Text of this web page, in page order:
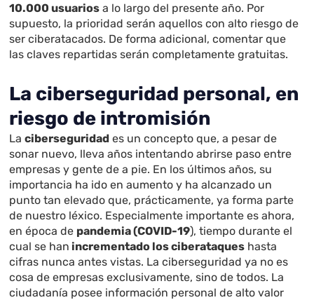
10.000 usuarios a lo largo del presente año. Por
supuesto, la prioridad serán aquellos con alto riesgo de
ser ciberatacados. De forma adicional, comentar que
las claves repartidas serán completamente gratuitas.
La ciberseguridad personal, en
riesgo de intromisión
Laciberseguridad es un concepto que, a pesar de
sonar nuevo, lleva años intentando abrirse paso entre
empresas y gente de a pie. En los últimos años, su
importancia ha ido en aumento y ha alcanzado un
punto tan elevado que, prácticamente, ya forma parte
de nuestro léxico. Especialmente importante es ahora,
en época de pandemia (COVID-19), tiempo durante el
cual se han incrementado los ciberataques hasta
cifras nunca antes vistas. La ciberseguridad ya no es
cosa de empresas exclusivamente, sino de todos. La
ciudadanía posee información personal de alto valor